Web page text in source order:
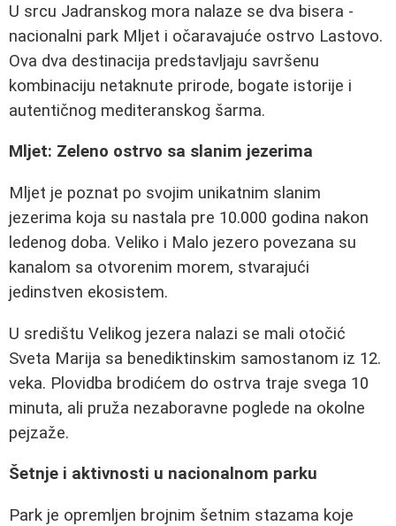
U srcu Jadranskog mora nalaze se dva bisera -
nacionalni park Mljet i očaravajuće ostrvo Lastovo.
Ova dva destinacija predstavljaju savršenu
kombinaciju netaknute prirode, bogate istorije i
autentičnog mediteranskog šarma.
Mljet: Zeleno ostrvo sa slanim jezerima
Mljet je poznat po svojim unikatnim slanim
jezerima koja su nastala pre 10.000 godina nakon
ledenog doba. Veliko i Malo jezero povezana su
kanalom sa otvorenim morem, stvarajući
jedinstven ekosistem.
U središtu Velikog jezera nalazi se mali otočić
Sveta Marija sa benediktinskim samostanom iz 12.
veka. Plovidba brodićem do ostrva traje svega 10
minuta, ali pruža nezaboravne poglede na okolne
pejzaže.
Šetnje i aktivnosti u nacionalnom parku
Park je opremljen brojnim šetnim stazama koje